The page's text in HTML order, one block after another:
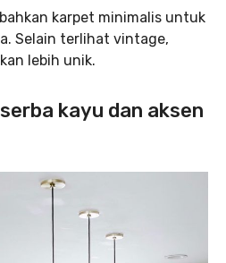
karpet minimalis untuk
Selain terlihat vintage,
lebih unik.
kayu dan aksen